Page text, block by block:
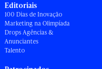
Editoriais
100 Dias de Inovação
Marketing na Olimpíada
Drops Agências &
Anunciantes
Talento